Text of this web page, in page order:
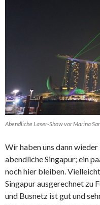
Abendliche Laser-Show vor Marina
Wir haben uns dann
abendliche Singapur; ein
noch hier bleiben.
Singapur ausgerechnet zu
und Busnetz ist gut und